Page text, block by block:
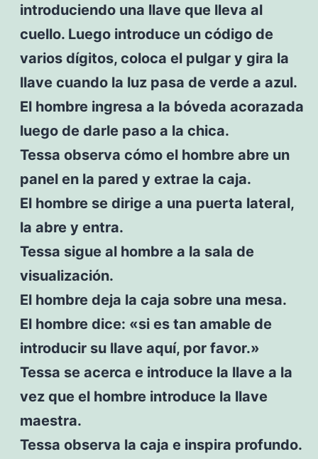
introduciendo una llave que lleva al
cuello. Luego introduce un código de
varios dígitos, coloca el pulgar y gira la
llave cuando la luz pasa de verde a azul.
El hombre ingresa a la bóveda acorazada
luego de darle paso a la chica.
Tessa observa cómo el hombre abre un
panel en la pared y extrae la caja.
El hombre se dirige a una puerta lateral,
la abre y entra.
Tessa sigue al hombre a la sala de
visualización.
El hombre deja la caja sobre una mesa.
El hombre dice: «si es tan amable de
introducir su llave aquí, por favor.»
Tessa se acerca e introduce la llave a la
vez que el hombre introduce la llave
maestra.
Tessa observa la caja e inspira profundo.